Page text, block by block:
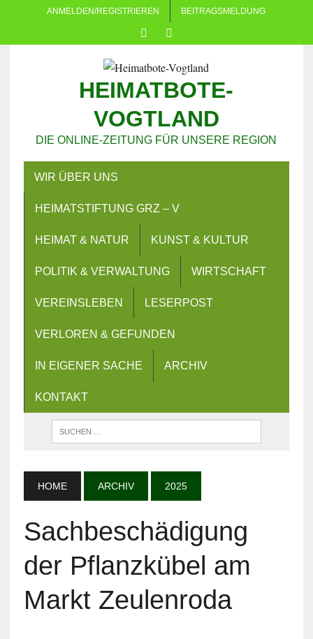
ANMELDEN/REGISTRIEREN BEITRAGSMELDUNG
HEIMATBOTE-
VOGTLAND
DIE ONLINE-ZEITUNG FÜR UNSERE REGION
WIR ÜBER UNS
HEIMATSTIFTUNG GRZ – V
HEIMAT & NATUR KUNST & KULTUR
POLITIK & VERWALTUNG WIRTSCHAFT
VEREINSLEBEN LESERPOST
VERLOREN & GEFUNDEN
IN EIGENER SACHE ARCHIV
KONTAKT
HOME ARCHIV 2025
Sachbeschädigung
der Pflanzkübel am
Markt Zeulenroda